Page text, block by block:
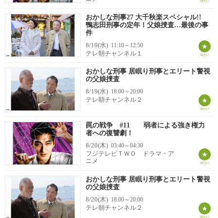
おかしな刑事27 大千秋楽スペシャル!!
鴨志田刑事の定年！父娘捜査…最後の事
件
8/19(水) 11:10～12:50
テレ朝チャンネル１
おかしな刑事 居眠り刑事とエリート警視
の父娘捜査
8/19(水) 18:00～20:00
テレ朝チャンネル２
罠の戦争 #11 弱者による強き権力
者への復讐劇！
8/20(木) 03:40～04:30
フジテレビＴＷＯ ドラマ・ア
ニメ
おかしな刑事 居眠り刑事とエリート警視
の父娘捜査
8/20(木) 18:00～20:00
テレ朝チャンネル２